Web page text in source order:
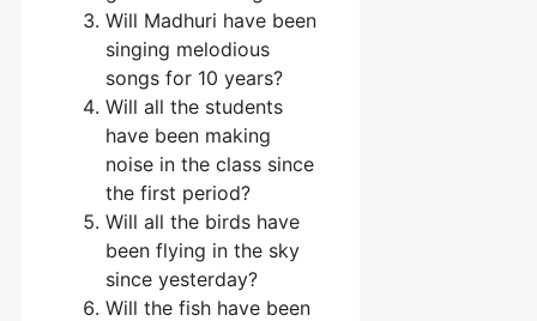
Will Madhuri have been
singing melodious
songs for 10 years?
Will all the students
have been making
noise in the class since
the first period?
Will all the birds have
been flying in the sky
since yesterday?
Will the fish have been